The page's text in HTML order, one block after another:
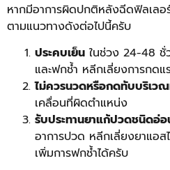
หากมีอาการผิดปกติหลังฉีดฟิลเล
ตามแนวทางดังต่อไปนี้ครับ
ประคบเย็น ในช่วง 24-48 ชั่
และฟกช้ำ หลีกเลี่ยงการกดแ
ไม่ควรนวดหรือกดทับบริเว
เคลื่อนที่ผิดตำแหน่ง
รับประทานยาแก้ปวดชนิดอ่
อาการปวด หลีกเลี่ยงยาแอส
เพิ่มการฟกช้ำได้ครับ